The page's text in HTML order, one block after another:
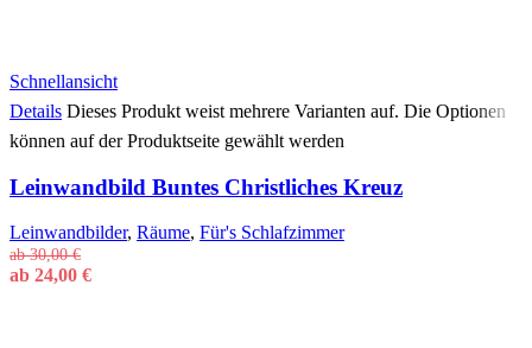
Schnellansicht
Details Dieses Produkt weist mehrere Varianten auf. Die Optionen
können auf der Produktseite gewählt werden
Leinwandbild Buntes Christliches Kreuz
Leinwandbilder, Räume, Für's Schlafzimmer
ab30,00€
ab 24,00 €